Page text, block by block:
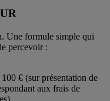
Une formule simple qui
percevoir :
€ (sur présentation de
aux frais de